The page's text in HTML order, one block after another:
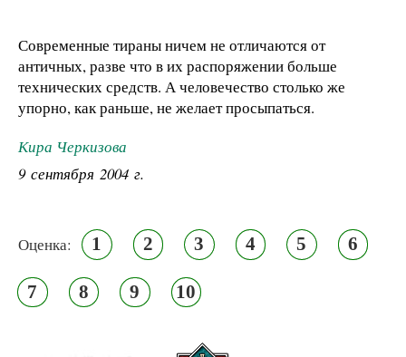
Современные тираны ничем не отличаются от
античных, разве что в их распоряжении больше
технических средств. А человечество столько же
упорно, как раньше, не желает просыпаться.
Кира Черкизова
9 сентября 2004 г.
Оценка: 1 2 3 4 5 6
7 8 9 10